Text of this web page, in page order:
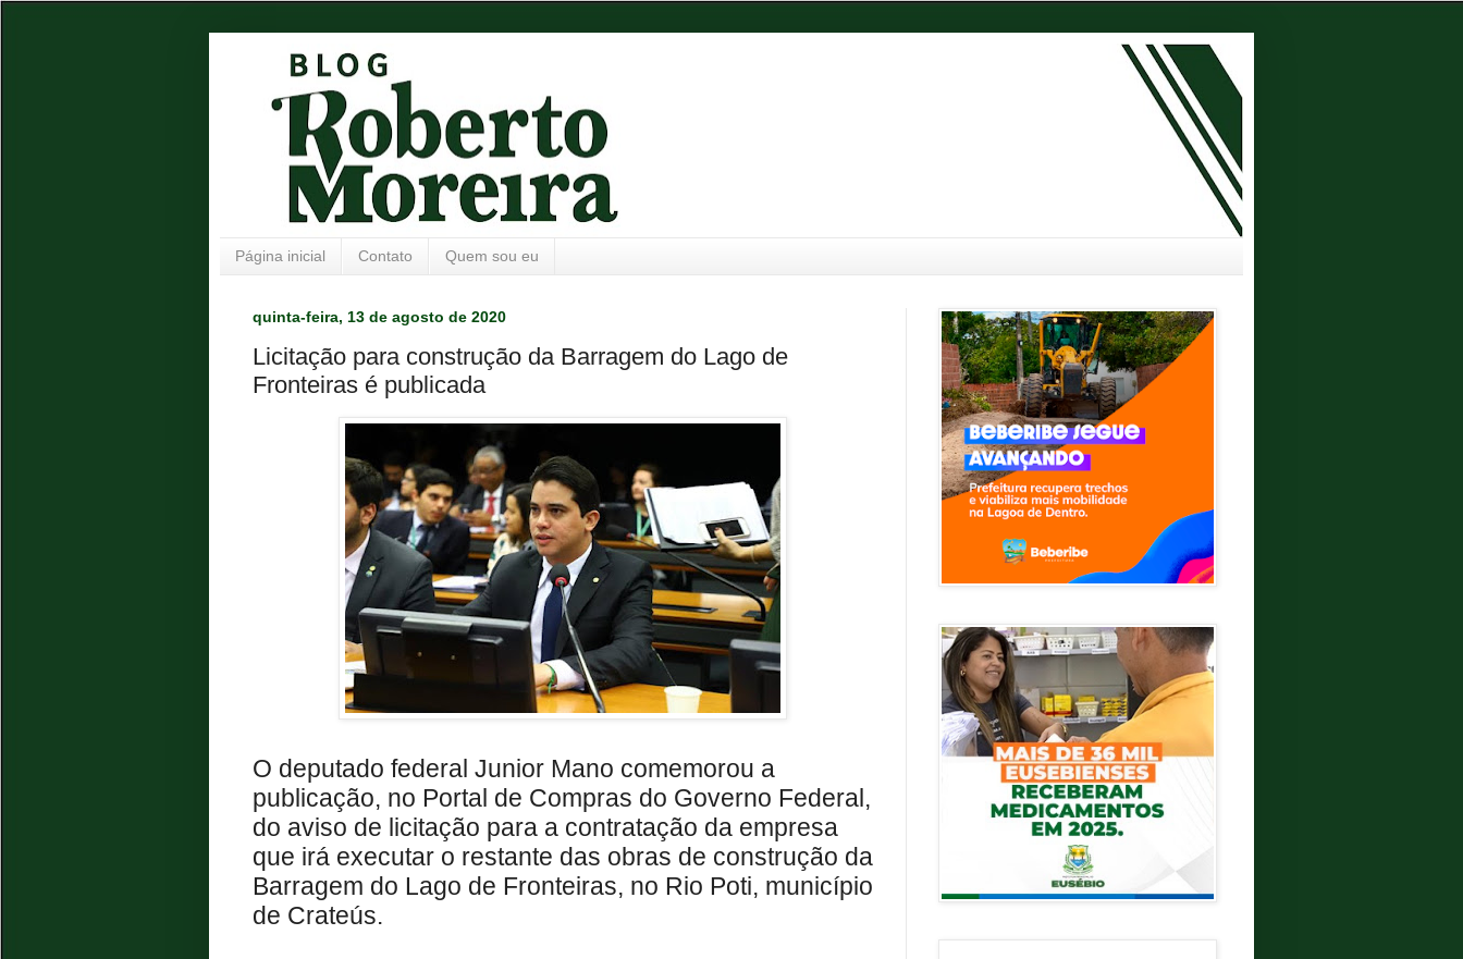
Página inicial Contato Quem sou eu
quinta-feira, 13 de agosto de 2020
Licitação para construção da Barragem do Lago de
Fronteiras é publicada
O deputado federal Junior Mano comemorou a
publicação, no Portal de Compras do Governo Federal,
do aviso de licitação para a contratação da empresa
que irá executar o restante das obras de construção da
Barragem do Lago de Fronteiras, no Rio Poti, município
de Crateús.